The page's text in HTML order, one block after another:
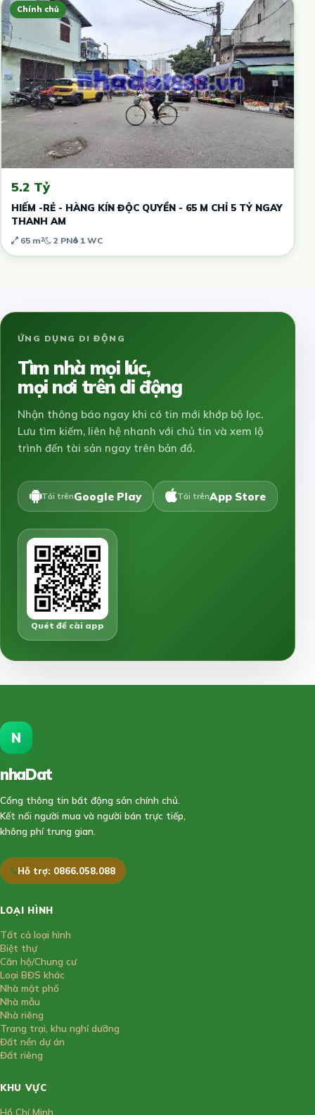
Chính chủ
5.2 Tỷ
HIẾM -RẺ - HÀNG KÍN ĐỘC QUYỀN - 65 M CHỈ 5 TỶ NGAY
THANH AM
65 m² 2 PN 1 WC
ỨNG DỤNG DI ĐỘNG
Tìm nhà mọi lúc,
mọi nơi trên di động
Nhận thông báo ngay khi có tin mới khớp bộ lọc.
Lưu tìm kiếm, liên hệ nhanh với chủ tin và xem lộ
trình đến tài sản ngay trên bản đồ.
Tải trênGoogle Play Tải trênApp Store
Quét để cài app
N
nhaDat
Cổng thông tin bất động sản chính chủ.
Kết nối người mua và người bán trực tiếp,
không phí trung gian.
Hỗ trợ: 0866.058.088
LOẠI HÌNH
Tất cả loại hình
Biệt thự
Căn hộ/Chung cư
Loại BĐS khác
Nhà mặt phố
Nhà mẫu
Nhà riêng
Trang trại, khu nghỉ dưỡng
Đất nền dự án
Đất riêng
KHU VỰC
Hồ Chí Minh